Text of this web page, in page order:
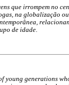
que irrompem no
na globalização
de idade
young generations